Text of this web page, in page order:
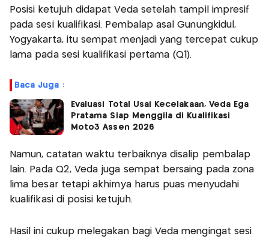
Posisi ketujuh didapat Veda setelah tampil impresif
pada sesi kualifikasi. Pembalap asal Gunungkidul,
Yogyakarta, itu sempat menjadi yang tercepat cukup
lama pada sesi kualifikasi pertama (Q1).
Baca Juga :
Evaluasi Total Usai Kecelakaan, Veda Ega
Pratama Siap Menggila di Kualifikasi
Moto3 Assen 2026
Namun, catatan waktu terbaiknya disalip pembalap
lain. Pada Q2, Veda juga sempat bersaing pada zona
lima besar tetapi akhirnya harus puas menyudahi
kualifikasi di posisi ketujuh.
Hasil ini cukup melegakan bagi Veda mengingat sesi